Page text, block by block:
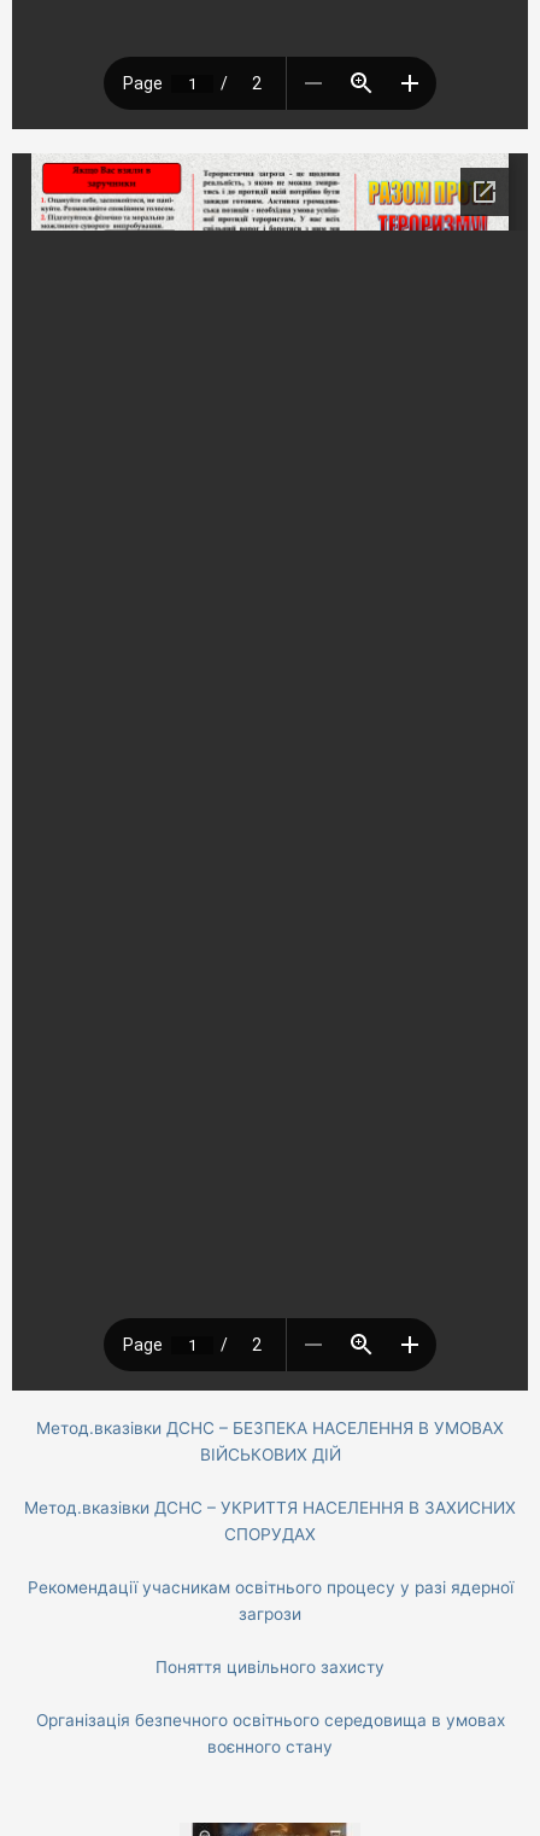
Метод.вказівки ДСНС – БЕЗПЕКА НАСЕЛЕННЯ В УМОВАХ
ВІЙСЬКОВИХ ДІЙ
Метод.вказівки ДСНС – УКРИТТЯ НАСЕЛЕННЯ В ЗАХИСНИХ
СПОРУДАХ
Рекомендації учасникам освітнього процесу у разі ядерної
загрози
Поняття цивільного захисту
Організація безпечного освітнього середовища в умовах
воєнного стану